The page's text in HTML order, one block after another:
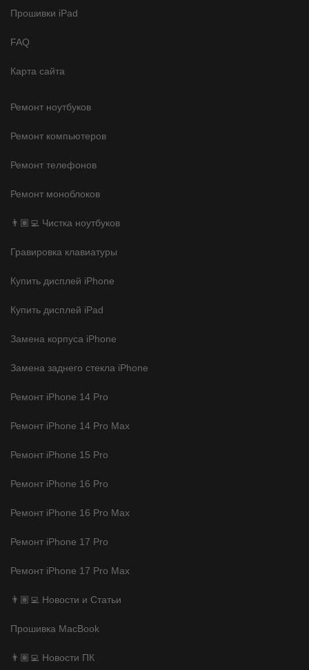
Прошивки iPad
FAQ
Карта сайта
Ремонт ноутбуков
Ремонт компьютеров
Ремонт телефонов
Ремонт моноблоков
👨🏽‍💻 Чистка ноутбуков
Гравировка клавиатуры
Купить дисплей iPhone
Купить дисплей iPad
Замена корпуса iPhone
Замена заднего стекла iPhone
Ремонт iPhone 14 Pro
Ремонт iPhone 14 Pro Max
Ремонт iPhone 15 Pro
Ремонт iPhone 16 Pro
Ремонт iPhone 16 Pro Max
Ремонт iPhone 17 Pro
Ремонт iPhone 17 Pro Max
👨🏽‍💻 Новости и Статьи
Прошивка MacBook
👨🏽‍💻 Новости ПК